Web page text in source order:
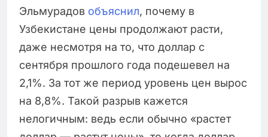
Эльмурадов объяснил, почему в
Узбекистане цены продолжают расти,
даже несмотря на то, что доллар с
сентября прошлого года подешевел на
2,1%. За тот же период уровень цен вырос
на 8,8%. Такой разрыв кажется
нелогичным: ведь если обычно «растет